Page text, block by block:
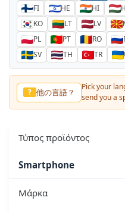
FI
HE HI
KO
LT LV
PL
PT RO
SV
TH TR
? 他の言語？
Pick your
send you a
Τύπος προϊόντος
Smartphone
Μάρκα